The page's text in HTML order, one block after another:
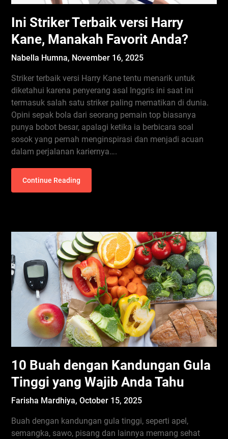
Ini Striker Terbaik versi Harry
Kane, Manakah Favorit Anda?
Nabella Humna, November 16, 2025
Striker terbaik versi Harry Kane tentu menarik untuk
diketahui karena penyerang asal Inggris ini saat ini
termasuk salah satu striker paling mematikan di dunia.
Opini sepak bola dari seorang pemain top biasanya
punya bobot besar, apalagi ketika ia berbicara soal
sosok yang pernah menginspirasi dan menjadi acuan
dalam perjalanan kariernya….
Continue Reading
10 Buah dengan Kandungan Gula
Tinggi yang Wajib Anda Tahu
Farisha Mardhiya,October 15, 2025
Buah dengan kandungan gula tinggi, seperti apel,
semangka, sawo, pisang dan lainnya memang sehat